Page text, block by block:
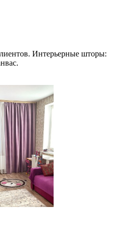
Интерьерные шторы: